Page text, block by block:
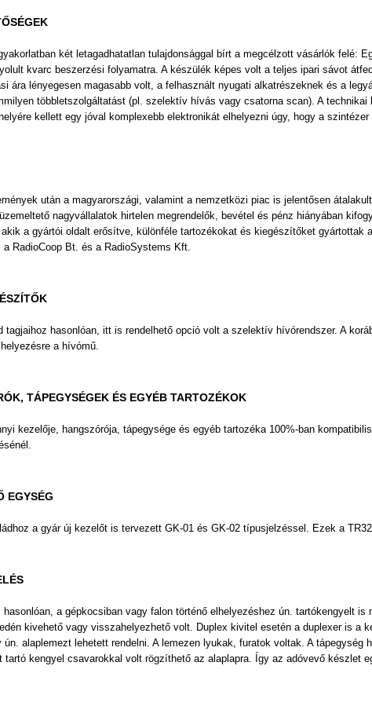
két letagadhatatlan tulajdonsággal bírt a megcélzott vásárlók felé:
kvarc beszerzési folyamatra. A készülék képes volt a teljes ipari sávot
ára lényegesen magasabb volt, a felhasznált nyugati alkatrészeknek és a
többletszolgáltatást (pl. szelektív hívás vagy csatorna scan). A
kellett egy jóval komplexebb elektronikát elhelyezni úgy, hogy a
után a magyarországi, valamint a nemzetközi piac is jelentősen
nagyvállalatok hirtelen megrendelők, bevétel és pénz hiányában
a gyártói oldalt erősítve, különféle tartozékokat és kiegészítőket
RadioCoop Bt. és a RadioSystems Kft.
tagjaihoz hasonlóan, itt is rendelhető opció volt a szelektí­v hí­vórendszer. A
a hí­vómű.
TÁPEGYSÉGEK ÉS EGYÉB TARTOZÉKOK
kezelője, hangszórója, tápegysége és egyéb tartozéka 100%-ban
EGYSÉG
a gyár új kezelőt is tervezett GK-01 és GK-02 típusjelzéssel. Ezek a
a gépkocsiban vagy falon történő elhelyezéshez ún. tartókengyelt
kivehető vagy visszahelyezhető volt. Duplex kivitel esetén a duplexer is a
alaplemezt lehetett rendelni. A lemezen lyukak, furatok voltak. A
tartó kengyel csavarokkal volt rögzí­thető az alaplapra. Így az adóvevő készlet